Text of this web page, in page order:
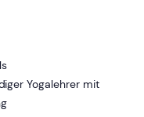
Yogalehrer mit